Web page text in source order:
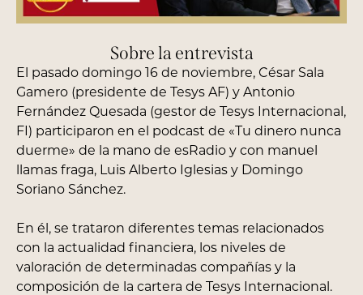
Sobre la entrevista
El pasado domingo 16 de noviembre,César Sala
Gamero (presidente de Tesys AF) yAntonio
Fernández Quesada (gestor de Tesys Internacional,
FI) participaron en el podcast de «Tu dinero nunca
duerme» de la mano de esRadioy con manuel
llamas fraga, Luis Alberto Iglesias y Domingo
Soriano Sánchez.
En él, se trataron diferentes temas relacionados
con la actualidad financiera, los niveles de
valoración de determinadas compañías y la
composición de la cartera de Tesys Internacional.